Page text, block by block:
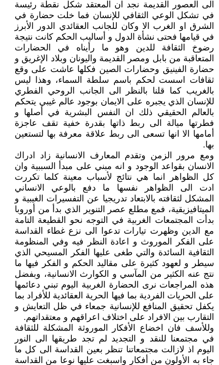
الى العصور القديمة نجد ان المعتقد شكل نقطة رئيسة
في تشكل الوعي الثقافي للإنسان فما خلت حضارة في
الشرق او الغرب الا وكان للجانب العقائدي الدور الأبرز
في قيامها فحتى نشأة الدول و أساليب الحكم كانت نتيجة
رضوخ الثقافة للدين وهو ما رأيناه في الحضارات
المتعاقبة من بابل ومصر القديمة واليونان وبلاد الإغريق و
حضارة الفينيق وحضارات الصين فكلها عاشت على وقع
ثقافات اسست لحكم باسم سلطة السماء، وهذا ليس
بالغريب كما قلنا بالنظر الى الجانب الروحي الفطري
للإنسان الذي يجبره على الايمان بوجود عالم غيبي يتحكم
بالعالم الحقيقي ذلك ان النفس البشرية في أصلها و
فطرتها ميالة الى ربط ذاتها بقدرة خفية تقف عاجزة
أمامها الا انها تسعى الى ربط علاقة معرفة بها لتستعين
بها.
ومع مرور الزمن وتقدم المعارف الانسانية زاد ادراك
الانسان بقواعد الوجود و انه مبني على مبدأ السببية وان
كل الظواهر انما هي نتائج لأسباب معينة كلما تكررت
ادت الى الظواهر نفسها ما دفع بالوعي الانساني
المشكل لثقافته بالابتعاد تدريجيا عن التفسيرات الغيبية و
الميتافيزيقية، فمع مطلع عصر التنوير الذي بدأ من أوروبا
بدأت المجتمعات الغربية في التوجه نحو القطيعة التامة
مع الدين وظهرت تيارات تدعوا الى نزع غطاء القداسة
على الفكر الموروث و اعادة النظر فيه وفي المنظومة
الثقافية السائدة والتي طغى عليها الفكر المسيحي الذي
سيطر و لعهود كثيرة على مقاليد الحكم و الفكر فيها ما
نتج عنه الكثير من المآسي و الكوارث الانسانية، وبفضل
هذه المراجعات نرى الحضارة الغربية اليوم تبني دعائمها
على الحريات الفردية بما فيها الحرية العقائدية للأفراد بما
يكفل تحقيق المنافع للإنسانية جمعاء في ظل التعايش و
التقارب بين الافراد على اختلاف اعراقهم و معتقداتهم.
وللأسف فان اخضاع الأفكار الموروثة المشكلة للثقافة
في مجتمعنا للنقد و التجديد لم تجد طريقها الى النور
اليوم اذ لازالت مجتمعاتنا تنظر بعين القداسة الى كل ما
جاء به الأولون من أفكار واسبغت عليها نوعا من القداسة